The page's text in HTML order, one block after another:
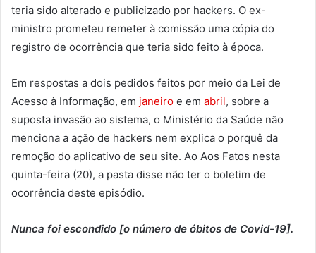
teria sido alterado e publicizado por hackers. O ex-
ministro prometeu remeter à comissão uma cópia do
registro de ocorrência que teria sido feito à época.
Em respostas a dois pedidos feitos por meio da Lei de
Acesso à Informação, em janeiro e em abril, sobre a
suposta invasão ao sistema, o Ministério da Saúde não
menciona a ação de hackers nem explica o porquê da
remoção do aplicativo de seu site. Ao Aos Fatos nesta
quinta-feira (20), a pasta disse não ter o boletim de
ocorrência deste episódio.
Nunca foi escondido [o número de óbitos de Covid-19].